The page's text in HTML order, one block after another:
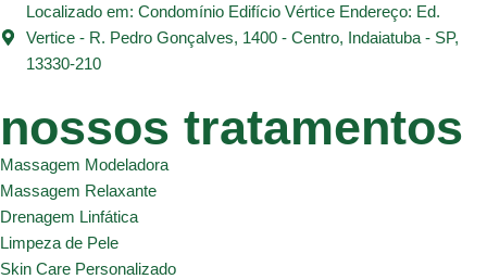
Localizado em: Condomínio Edifício Vértice Endereço: Ed.
Vertice - R. Pedro Gonçalves, 1400 - Centro, Indaiatuba - SP,
13330-210
nossos tratamentos
Massagem Modeladora
Massagem Relaxante
Drenagem Linfática
Limpeza de Pele
Skin Care Personalizado